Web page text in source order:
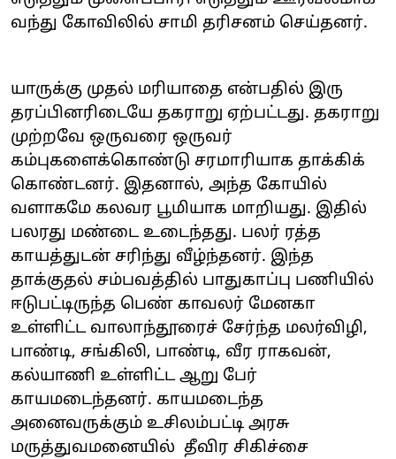
வந்து கோவிலில் சாமி தரிசனம் செய்தனர்.
யாருக்கு முதல் மரியாதை என்பதில் இரு
தரப்பினரிடையே தகராறு ஏற்பட்டது. தகராறு
முற்றவே ஒருவரை ஒருவர்
கம்புகளைக்கொண்டு சரமாரியாக தாக்கிக்
கொண்டனர். இதனால், அந்த கோயில்
வளாகமே கலவர பூமியாக மாறியது. இதில்
பலரது மண்டை உடைந்தது. பலர் ரத்த
காயத்துடன் சரிந்து வீழ்ந்தனர். இந்த
தாக்குதல் சம்பவத்தில் பாதுகாப்பு பணியில்
ஈடுபட்டிருந்த பெண் காவலர் மேனகா
உள்ளிட்ட வாலாந்தூரைச் சேர்ந்த மலர்விழி,
பாண்டி, சங்கிலி, பாண்டி, வீர ராகவன்,
கல்யாணி உள்ளிட்ட ஆறு பேர்
காயமடைந்தனர். காயமடைந்த
அனைவருக்கும் உசிலம்பட்டி அரசு
மருத்துவமனையில் தீவிர சிகிச்சை